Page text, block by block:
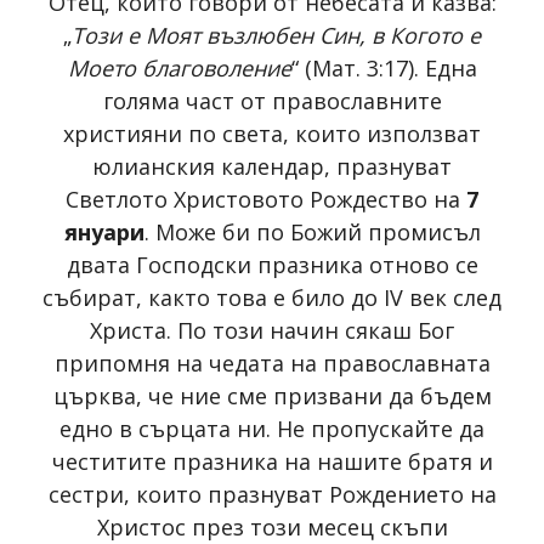
„Този е Моят възлюбен Син, в Когото е
Моето благоволение“ (Мат. 3:17). Една
голяма част от православните
християни по света, които използват
юлианския календар, празнуват
Светлото Христовото Рождество на 7
януари. Може би по Божий промисъл
двата Господски празника отново се
събират, както това е било до IV век след
Христа. По този начин сякаш Бог
припомня на чедата на православната
църква, че ние сме призвани да бъдем
едно в сърцата ни. Не пропускайте да
честитите празника на нашите братя и
сестри, които празнуват Рождението на
Христос през този месец скъпи